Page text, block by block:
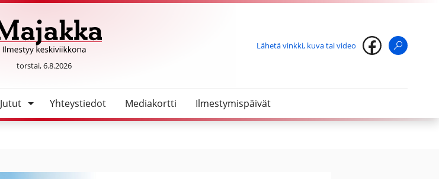
SeutuMajakka
torstai, 6.8.2026
Lähetä vinkki, kuva tai video
Jutut Yhteystiedot Mediakortti Ilmestymispäivät